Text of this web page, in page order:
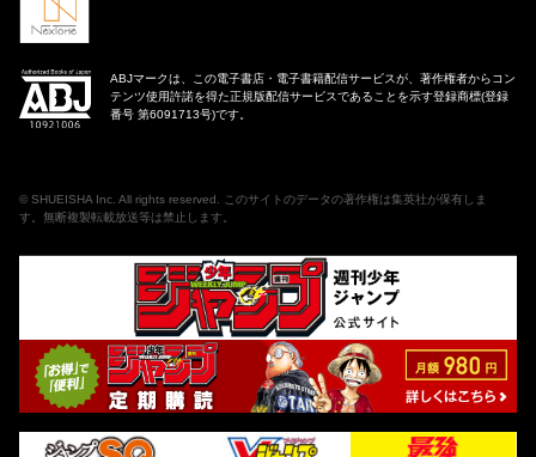
ABJマークは、この電子書店・電子書籍配信サービスが、著作権者からコン
テンツ使用許諾を得た正規版配信サービスであることを示す登録商標(登録
番号 第6091713号)です。
© SHUEISHA Inc. All rights reserved. このサイトのデータの著作権は集英社が保有しま
す。無断複製転載放送等は禁止します。